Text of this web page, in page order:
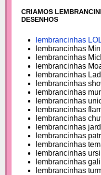
CRIAMOS
DESENHOS
lembrancinhas
lembrancinhas
lembrancinhas
lembrancinhas
lembrancinhas
lembrancinhas
lembrancinhas
lembrancinhas
lembrancinhas
lembrancinhas
lembrancinhas
lembrancinhas
lembrancinhas
lembrancinhas
lembrancinhas
lembrancinhas